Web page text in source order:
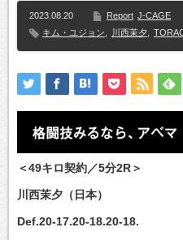
2023.08.20 Report J-CAGE
キム・ユジョン
川西茉夕
＜49キロ契約／5分2R＞
川西茉夕（日本）
Def.20-17.20-18.20-18.